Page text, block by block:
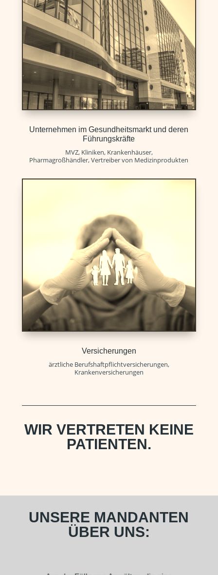
Unternehmen im Gesundheitsmarkt und deren
Führungskräfte
MVZ, Kliniken, Krankenhäuser,
Pharmagroßhändler, Vertreiber von Medizinprodukten
Versicherungen
ärztliche Berufshaftpflichtversicherungen,
Krankenversicherungen
WIR VERTRETEN KEINE
PATIENTEN.
UNSERE MANDANTEN
ÜBER UNS: